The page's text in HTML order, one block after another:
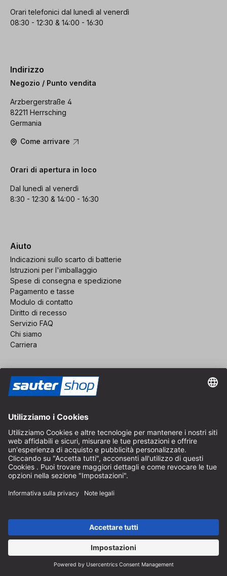
Orari telefonici dal lunedì al venerdì
08:30 - 12:30 & 14:00 - 16:30
Indirizzo
Negozio / Punto vendita
Arzbergerstraße 4
82211 Herrsching
Germania
Come arrivare
Orari di apertura in loco
Dal lunedì al venerdì
8:30 - 12:30 & 14:00 - 16:30
Aiuto
Indicazioni sullo scarto di batterie
Istruzioni per l'imballaggio
Spese di consegna e spedizione
Pagamento e tasse
Modulo di contatto
Diritto di recesso
Servizio FAQ
Chi siamo
Carriera
Revoca un contratto
Area rivenditori
Diventa rivenditore
Impostazioni dei Cookie